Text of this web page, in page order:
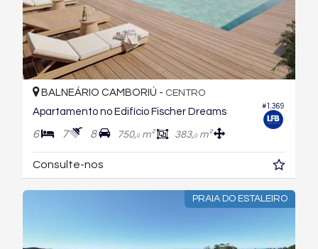
#1.369
BALNEÁRIO CAMBORIÚ - CENTRO
Apartamento no Edifício Fischer Dreams
6 7 8 750,0m² 383,0m²
Consulte-nos
PRAIA DO ESTALEIRO